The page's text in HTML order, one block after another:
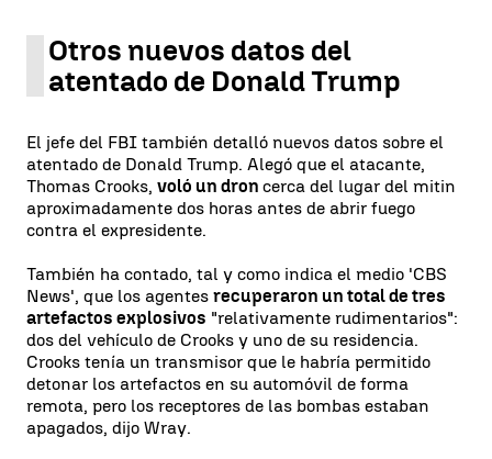
Otros nuevos datos del
atentado de Donald Trump
El jefe del FBI también detalló nuevos datos sobre el
atentado de Donald Trump. Alegó que el atacante,
Thomas Crooks, voló un dron cerca del lugar del mitin
aproximadamente dos horas antes de abrir fuego
contra el expresidente.
También ha contado, tal y como indica el medio 'CBS
News', que los agentes recuperaron un total de tres
artefactos explosivos "relativamente rudimentarios":
dos del vehículo de Crooks y uno de su residencia.
Crooks tenía un transmisor que le habría permitido
detonar los artefactos en su automóvil de forma
remota, pero los receptores de las bombas estaban
apagados, dijo Wray.